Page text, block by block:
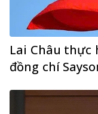
Lai Châu thực
đồng chí